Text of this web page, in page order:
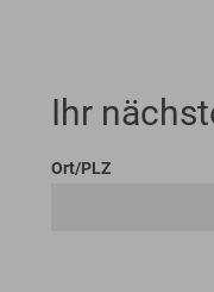
Ihr
Ort/PLZ